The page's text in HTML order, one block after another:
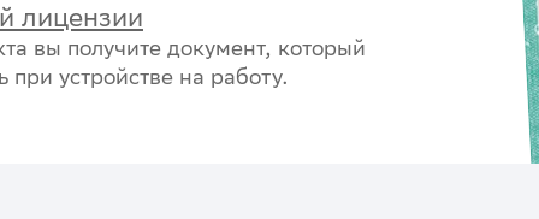
лицензии
вы получите документ, который
устройстве на работу.